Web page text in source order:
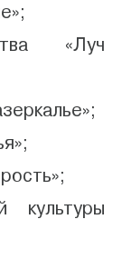
«Луч
культуры